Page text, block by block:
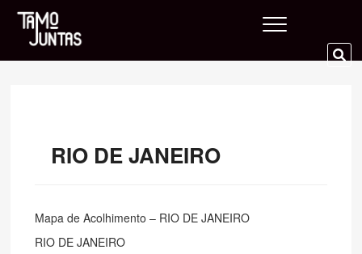
Skip
content
RIO DE JANEIRO
Mapa de Acolhimento – RIO DE JANEIRO
RIO DE JANEIRO